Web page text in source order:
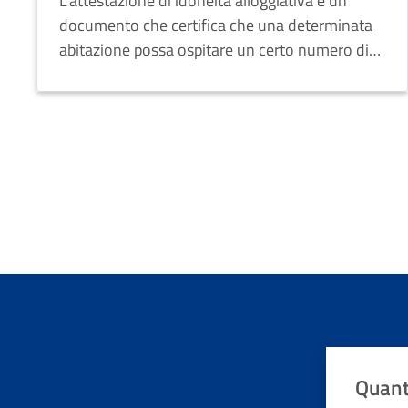
documento che certifica che una determinata
abitazione possa ospitare un certo numero di